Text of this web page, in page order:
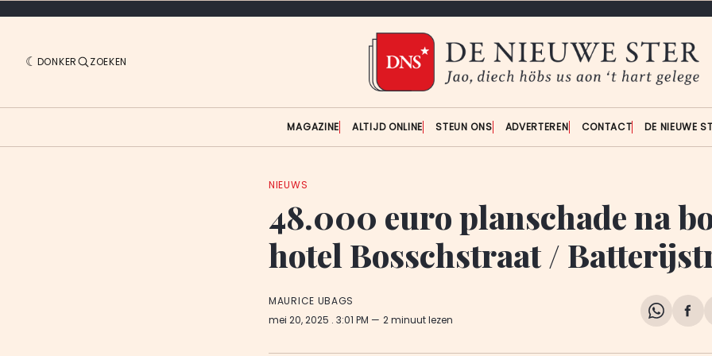
DONKER ZOEKEN
MAGAZINE ALTIJD ONLINE STEUN ONS ADVERTEREN CONTACT DE NIEUWE
NIEUWS
48.000 euro planschade na
hotel Bosschstraat /
MAURICE UBAGS
mei 20, 2025 . 3:01 PM 2 minuut lezen
Share